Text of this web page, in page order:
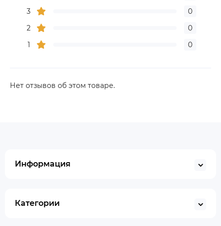
3
0
2
0
1
0
Нет отзывов об этом товаре.
Информация
Категории